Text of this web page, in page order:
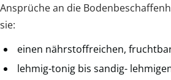
Ansprüche an die
sie:
einen nährstoffreichen,
lehmig-tonig bis sandig-